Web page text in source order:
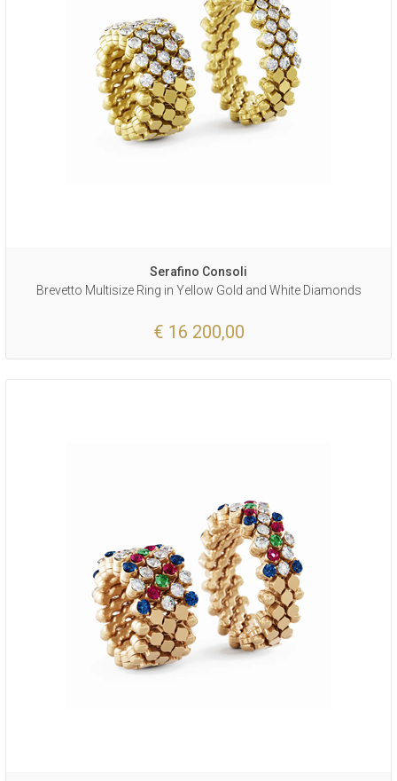
Serafino Consoli
Brevetto Multisize Ring in Yellow Gold and White Diamonds
€ 16 200,00